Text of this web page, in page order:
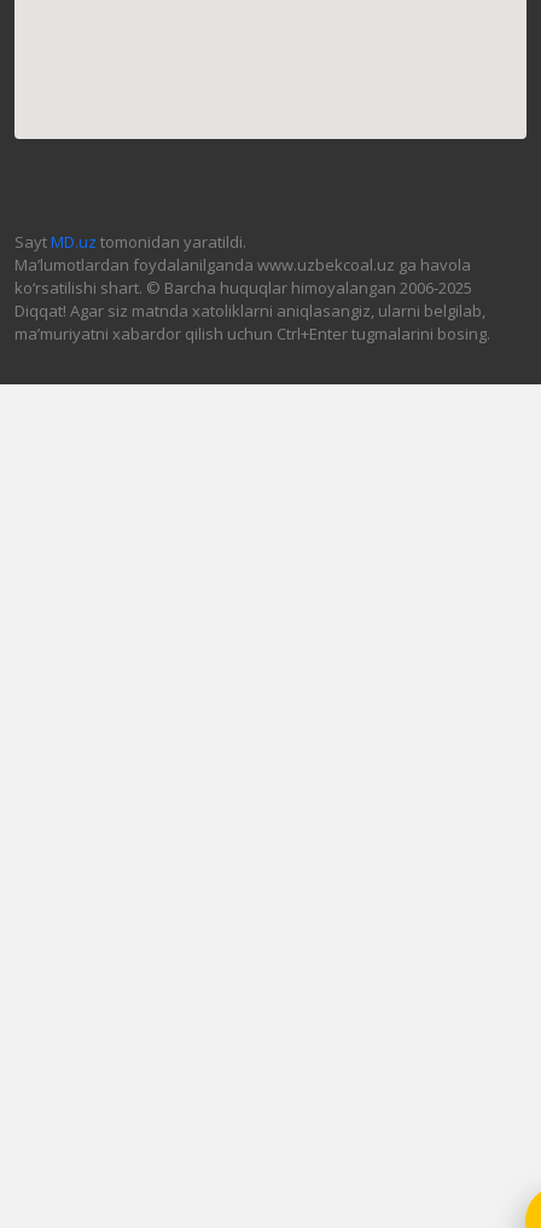
SaytMD.uz tomonidan yaratildi.
Ma’lumotlardan foydalanilganda www.uzbekcoal.uz ga havola
ko‘rsatilishi shart. © Barcha huquqlar himoyalangan 2006-2025
Diqqat! Agar siz matnda xatoliklarni aniqlasangiz, ularni belgilab,
ma’muriyatni xabardor qilish uchun Ctrl+Enter tugmalarini bosing.